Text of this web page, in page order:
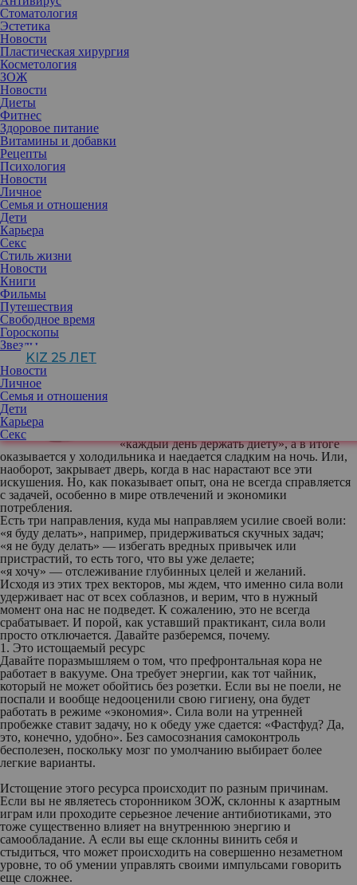
Стоматология
Эстетика
Новости
Пластическая хирургия
Косметология
ЗОЖ
Новости
Диеты
Фитнес
Здоровое питание
Витамины и добавки
Рецепты
Психология
Новости
Личное
Семья и отношения
Дети
Карьера
Секс
Стиль жизни
Новости
Книги
Фильмы
Путешествия
Свободное время
Гороскопы
Звезды
KIZ 25 ЛЕТ
Новости
Личное
Семья и отношения
Дети
Карьера
Секс
Сила воли живет в префронтальной коре головного мозга и с
годами становится более связанной с другими частями мозга. В
жизни это контроль над тем, на что вы обращаете внимание, что
вы думаете и как вы к этому относитесь.
«каждый день держать диету», а в итоге
оказывается у холодильника и наедается сладким на ночь. Или,
наоборот, закрывает дверь, когда в нас нарастают все эти
искушения. Но, как показывает опыт, она не всегда справляется
с задачей, особенно в мире отвлечений и экономики
потребления.
Есть три направления, куда мы направляем усилие своей воли:
«я буду делать», например, придерживаться скучных задач;
«я не буду делать» — избегать вредных привычек или
пристрастий, то есть того, что вы уже делаете;
«я хочу» — отслеживание глубинных целей и желаний.
Исходя из этих трех векторов, мы ждем, что именно сила воли
удерживает нас от всех соблазнов, и верим, что в нужный
момент она нас не подведет. К сожалению, это не всегда
срабатывает. И порой, как уставший практикант, сила воли
просто отключается. Давайте разберемся, почему.
1. Это истощаемый ресурс
Давайте поразмышляем о том, что префронтальная кора не
работает в вакууме. Она требует энергии, как тот чайник,
который не может обойтись без розетки. Если вы не поели, не
поспали и вообще недооценили свою гигиену, она будет
работать в режиме «экономия». Сила воли на утренней
пробежке ставит задачу, но к обеду уже сдается: «Фастфуд? Да,
это, конечно, удобно». Без самосознания самоконтроль
бесполезен, поскольку мозг по умолчанию выбирает более
легкие варианты.
Истощение этого ресурса происходит по разным причинам.
Если вы не являетесь сторонником ЗОЖ, склонны к азартным
играм или проходите серьезное лечение антибиотиками, это
тоже существенно влияет на внутреннюю энергию и
самообладание. А если вы еще склонны винить себя и
стыдиться, что может происходить на совершенно незаметном
уровне, то об умении управлять своими импульсами говорить
еще сложнее.